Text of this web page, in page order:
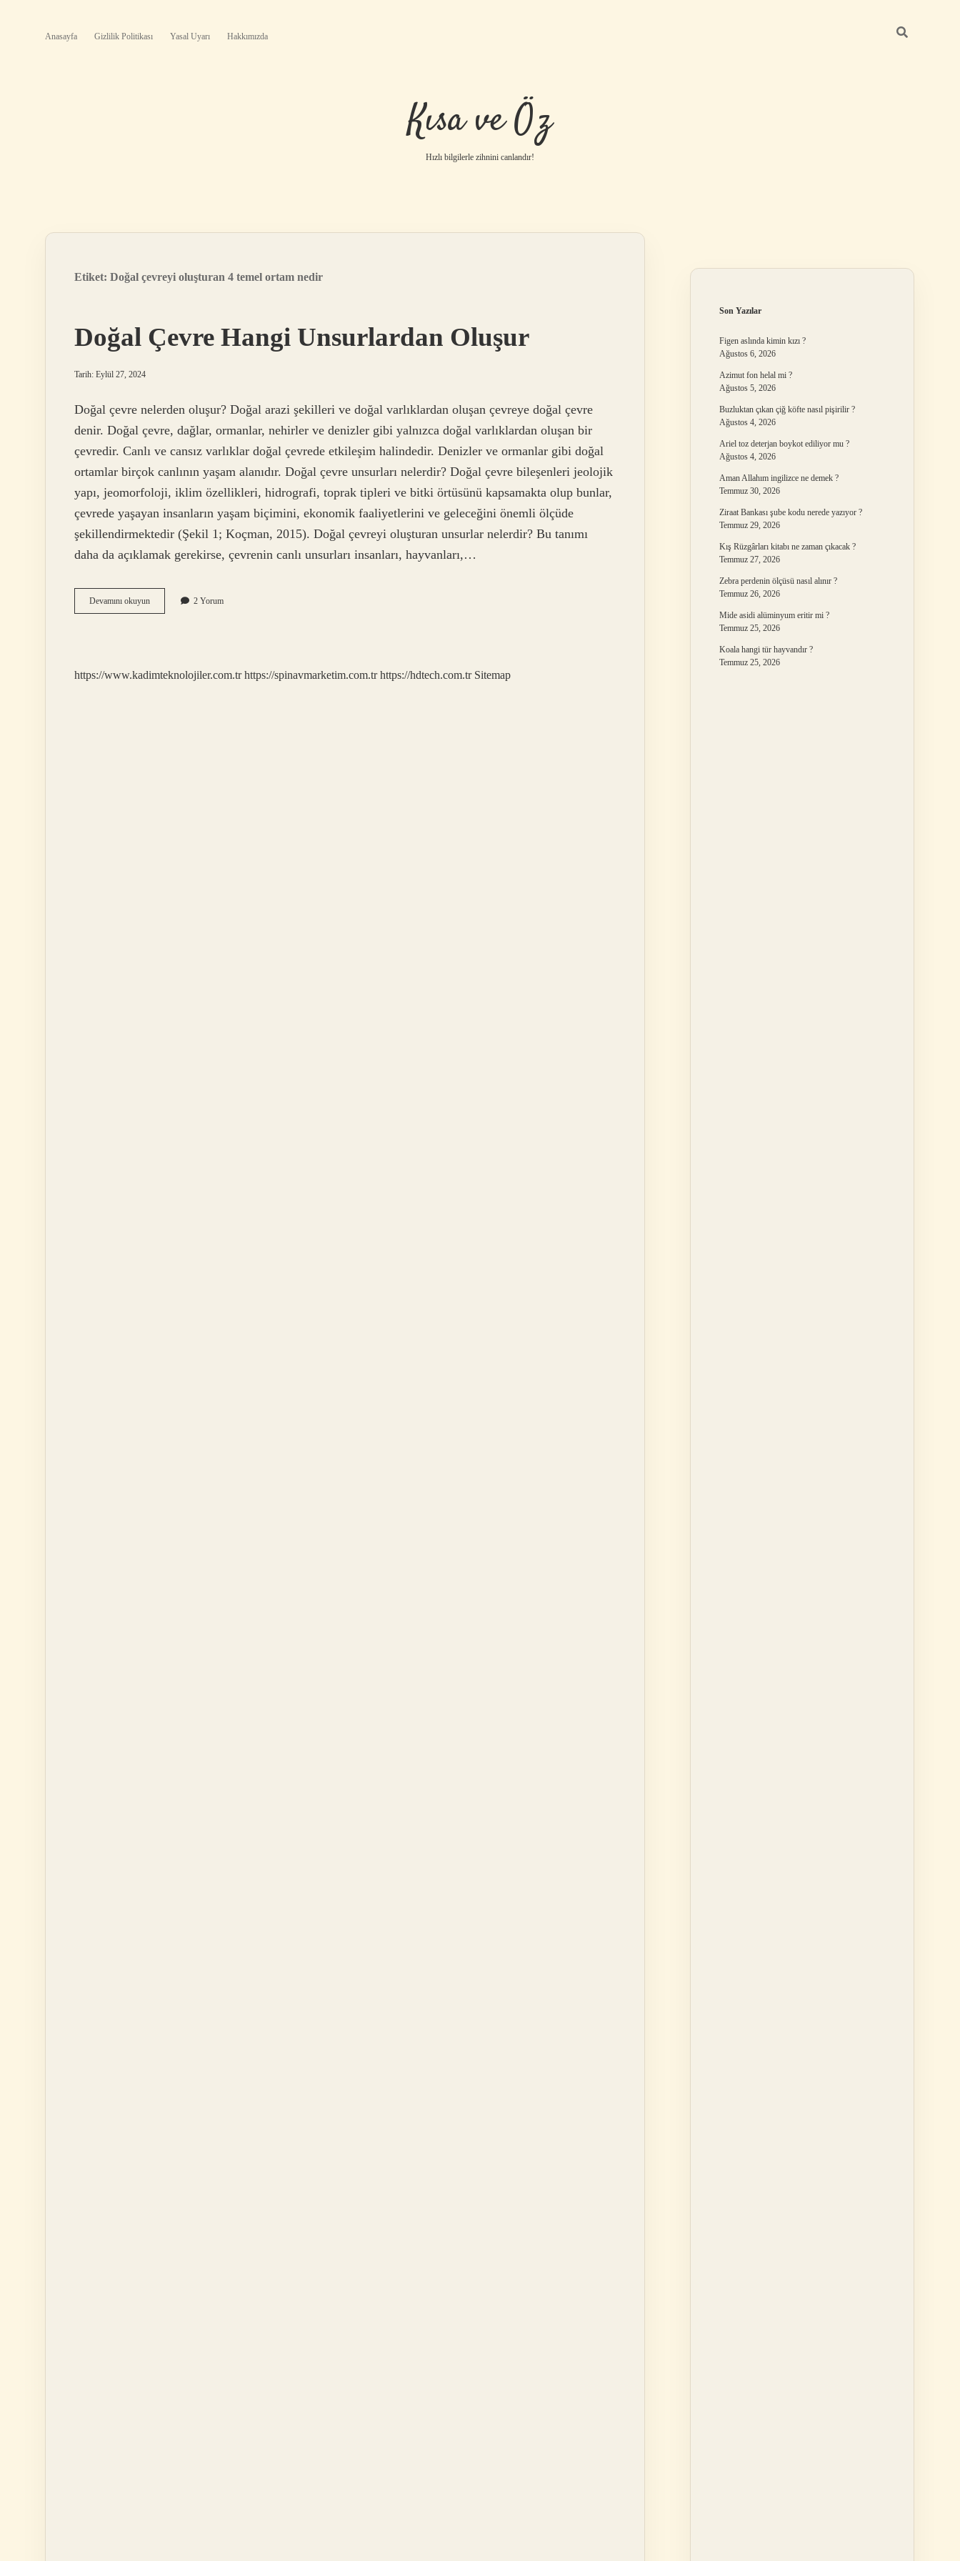
Anasayfa Gizlilik Politikası Yasal Uyarı Hakkımızda
Kısa ve Öz
Hızlı bilgilerle zihnini canlandır!
Etiket: Doğal çevreyi oluşturan 4 temel ortam nedir
Doğal Çevre Hangi Unsurlardan Oluşur
Tarih: Eylül 27, 2024
Doğal çevre nelerden oluşur? Doğal arazi şekilleri ve doğal varlıklardan oluşan çevreye doğal çevre
denir. Doğal çevre, dağlar, ormanlar, nehirler ve denizler gibi yalnızca doğal varlıklardan oluşan bir
çevredir. Canlı ve cansız varlıklar doğal çevrede etkileşim halindedir. Denizler ve ormanlar gibi doğal
ortamlar birçok canlının yaşam alanıdır. Doğal çevre unsurları nelerdir? Doğal çevre bileşenleri jeolojik
yapı, jeomorfoloji, iklim özellikleri, hidrografi, toprak tipleri ve bitki örtüsünü kapsamakta olup bunlar,
çevrede yaşayan insanların yaşam biçimini, ekonomik faaliyetlerini ve geleceğini önemli ölçüde
şekillendirmektedir (Şekil 1; Koçman, 2015). Doğal çevreyi oluşturan unsurlar nelerdir? Bu tanımı
daha da açıklamak gerekirse, çevrenin canlı unsurları insanları, hayvanları,…
Devamını okuyunDoğal
Çevre
2 Yorum
https://www.kadimteknolojiler.com.tr https://spinavmarketim.com.tr https://hdtech.com.tr Sitemap
Son Yazılar
Figen aslında kimin kızı ?
Ağustos 6, 2026
Azimut fon helal mi ?
Ağustos 5, 2026
Buzluktan çıkan çiğ köfte nasıl pişirilir ?
Ağustos 4, 2026
Ariel toz deterjan boykot ediliyor mu ?
Ağustos 4, 2026
Aman Allahım ingilizce ne demek ?
Temmuz 30, 2026
Ziraat Bankası şube kodu nerede yazıyor ?
Temmuz 29, 2026
Kış Rüzgârları kitabı ne zaman çıkacak ?
Temmuz 27, 2026
Zebra perdenin ölçüsü nasıl alınır ?
Temmuz 26, 2026
Mide asidi alüminyum eritir mi ?
Temmuz 25, 2026
Koala hangi tür hayvandır ?
Temmuz 25, 2026